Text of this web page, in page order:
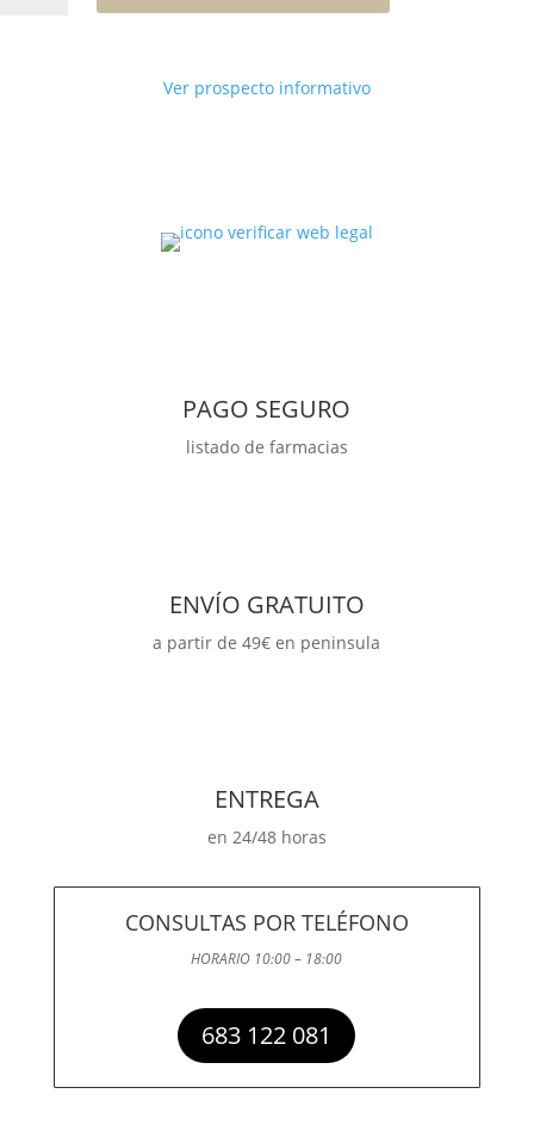
Ver prospecto informativo
PAGO SEGURO
listado de farmacias
ENVÍO GRATUITO
a partir de 49€ en peninsula
ENTREGA
en 24/48 horas
CONSULTAS POR TELÉFONO
HORARIO 10:00 – 18:00
683 122 081